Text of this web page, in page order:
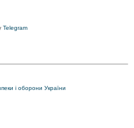
Telegram
і оборони України